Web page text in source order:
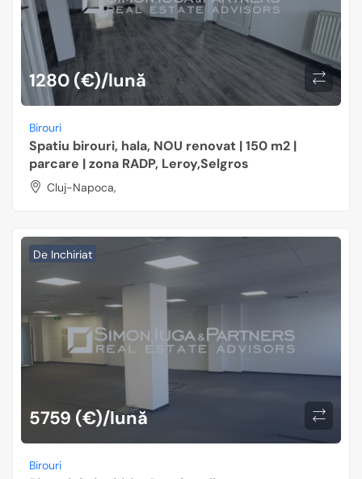
1280 (€)/lună
Birouri
Spatiu birouri, hala, NOU renovat | 150 m2 |
parcare | zona RADP, Leroy,Selgros
Cluj-Napoca,
De Inchiriat
5759 (€)/lună
Birouri